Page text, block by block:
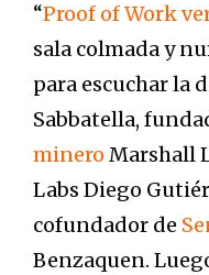
“Proof of Work
sala colmada y
para escuchar la
Sabbatella,
minero Marshall
Labs Diego
cofundador de
Benzaquen.